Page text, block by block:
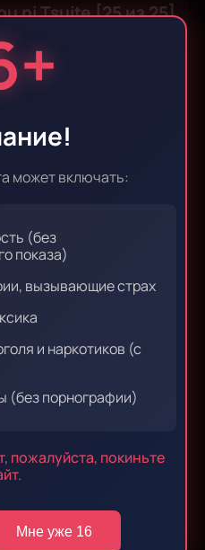
может включать:
(без
показа)
вызывающие страх
и наркотиков (с
(без порнографии)
пожалуйста, покиньте
Мне уже 16
ni Tsuite [25 из 25]
когда еретические
за свои убеждения.
теологией,
предметом и собирается
этому направлению. По